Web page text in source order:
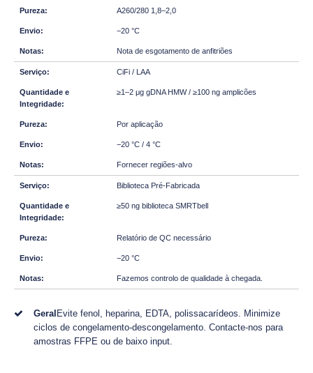
A260/280 1,8–2,0
−20 °C
Nota de esgotamento de anfitriões
CiFi / LAA
≥1–2 μg gDNA HMW / ≥100 ng amplicões
Por aplicação
−20 °C / 4 °C
Fornecer regiões-alvo
Biblioteca Pré-Fabricada
≥50 ng biblioteca SMRTbell
Relatório de QC necessário
−20 °C
Fazemos controlo de qualidade à chegada.
Geral Evite fenol, heparina, EDTA, polissacarídeos. Minimize
ciclos de congelamento-descongelamento. Contacte-nos para
amostras FFPE ou de baixo input.